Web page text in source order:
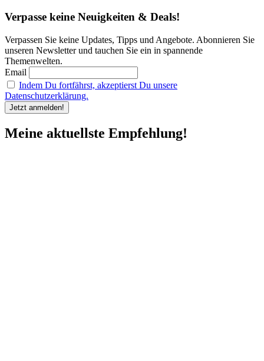
Verpasse keine Neuigkeiten & Deals!
Verpassen Sie keine Updates, Tipps und Angebote. Abonnieren Sie
unseren Newsletter und tauchen Sie ein in spannende
Themenwelten.
Email
Indem Du fortfährst, akzeptierst Du unsere
Datenschutzerklärung.
Meine aktuellste Empfehlung!